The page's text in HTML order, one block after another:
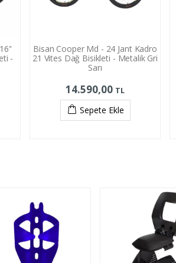
-
Bisan Cooper Md - 24 Jant Kadro
21 Vites Dağ Bisikleti - Metalik Gri
Sarı
14.590,00 TL
Sepete Ekle